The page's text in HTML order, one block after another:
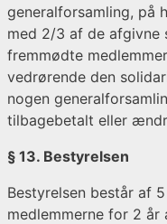
generalforsamling, på
med 2/3 af de afgivne
fremmødte
vedrørende den
nogen
tilbagebetalt eller
§ 13. Bestyrelsen
Bestyrelsen består af
medlemmerne for 2